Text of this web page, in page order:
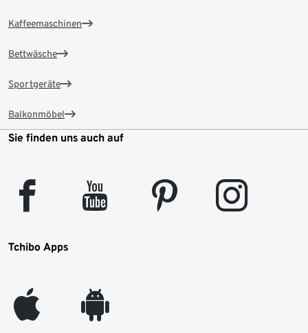
Kaffeemaschinen
Bettwäsche
Sportgeräte
Balkonmöbel
Sie finden uns auch auf
facebook youtube pinterest instagram
Tchibo Apps
appleinc android